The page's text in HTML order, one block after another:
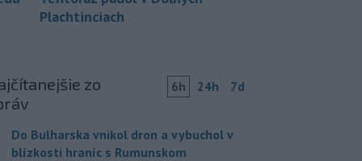
Plachtinciach
zo
6h 24h 7d
Do Bulharska vnikol dron a vybuchol v
blízkosti hraníc s Rumunskom